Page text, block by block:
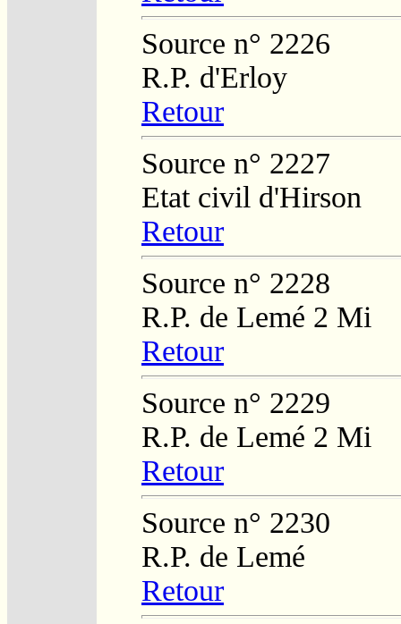
Source n° 2226
R.P. d'Erloy
Retour
Source n° 2227
Etat civil d'Hirson
Retour
Source n° 2228
R.P. de Lemé 2 Mi
Retour
Source n° 2229
R.P. de Lemé 2 Mi
Retour
Source n° 2230
R.P. de Lemé
Retour